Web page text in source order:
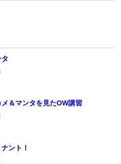
＆マンタを見たOW講習
ント！